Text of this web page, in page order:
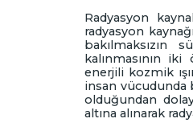
İletişim
Radyasyon
radyasyon
bakılmaksızın
kalınmasının
enerjili kozmik
insan vücudunda
olduğundan
altına alınarak